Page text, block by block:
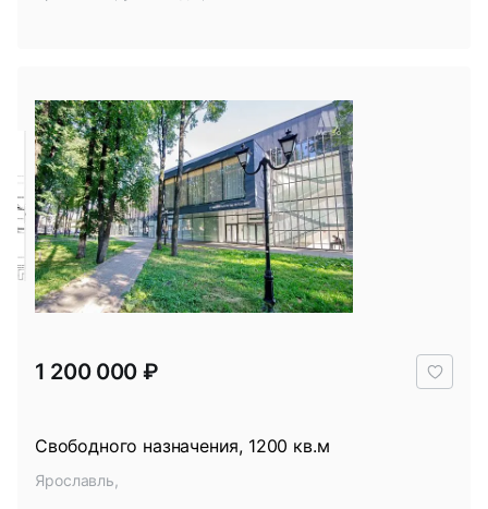
Свободного назначения, 1200 кв.м
Ярославль,
1 200 000 ₽